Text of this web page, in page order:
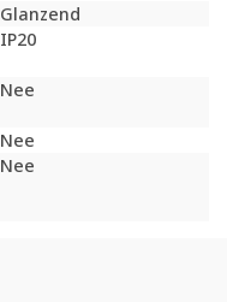
Glanzend
IP20
Nee
Nee
Nee